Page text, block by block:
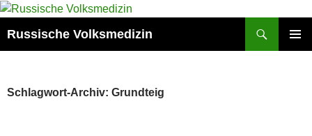
Zum
springen
Russische Volksmedizin
Schlagwort-Archiv: Grundteig